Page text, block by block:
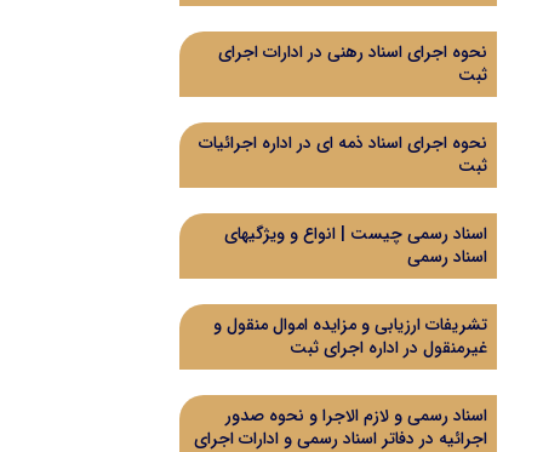
نحوه اجرای اسناد رهنی در ادارات اجرای
ثبت
نحوه اجرای اسناد ذمه ای در اداره اجرائیات
ثبت
اسناد رسمی چیست | انواع و ویژگیهای
اسناد رسمی
تشریفات ارزیابی و مزایده اموال منقول و
غیرمنقول در اداره اجرای ثبت
اسناد رسمی و لازم الاجرا و نحوه صدور
اجرائیه در دفاتر اسناد رسمی و ادارات اجرای